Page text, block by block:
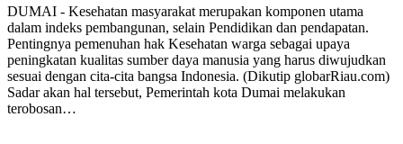
DUMAI - Kesehatan masyarakat merupakan komponen utama
dalam indeks pembangunan, selain Pendidikan dan pendapatan.
Pentingnya pemenuhan hak Kesehatan warga sebagai upaya
peningkatan kualitas sumber daya manusia yang harus diwujudkan
sesuai dengan cita-cita bangsa Indonesia. (Dikutip globarRiau.com)
Sadar akan hal tersebut, Pemerintah kota Dumai melakukan
terobosan…